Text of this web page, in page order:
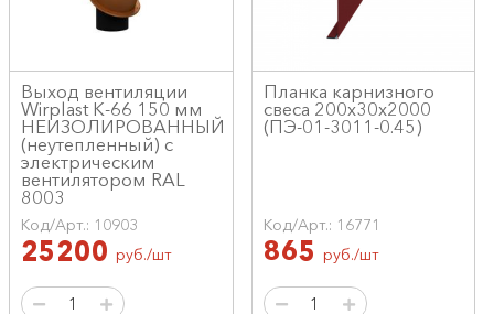
Выход вентиляции
Wirplast К-66 150 мм
НЕИЗОЛИРОВАННЫЙ
(неутепленный) с
электрическим
вентилятором RAL
8003
Код/Арт.: 10903
25200 руб./шт
Планка карнизного
свеса 200х30х2000
(ПЭ-01-3011-0.45)
Код/Арт.: 16771
865 руб./шт